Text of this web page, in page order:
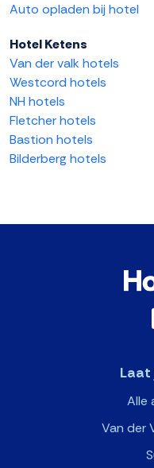
Auto opladen bij hotel
Hotel Ketens
Van der valk hotels
Westcord hotels
NH hotels
Fletcher hotels
Bastion hotels
Bilderberg hotels
Laat
Alle
Van der